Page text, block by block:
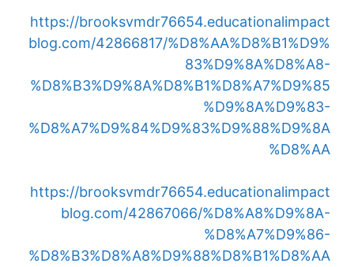
https://brooksvmdr76654.educationalimpact
blog.com/42866817/%D8%AA%D8%B1%D9%
83%D9%8A%D8%A8-
%D8%B3%D9%8A%D8%B1%D8%A7%D9%85
%D9%8A%D9%83-
%D8%A7%D9%84%D9%83%D9%88%D9%8A
%D8%AA
https://brooksvmdr76654.educationalimpact
blog.com/42867066/%D8%A8%D9%8A-
%D8%A7%D9%86-
%D8%B3%D8%A8%D9%88%D8%B1%D8%AA